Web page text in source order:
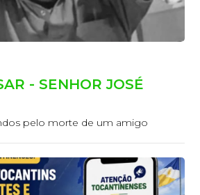
- SENHOR JOSÉ
pelo morte de um amigo